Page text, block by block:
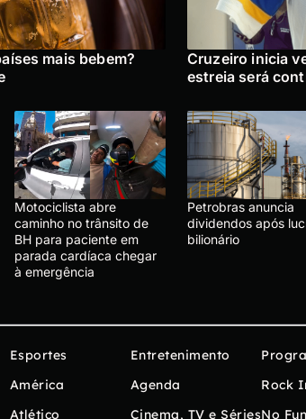
mais bebem?
Cruzeiro inicia
estreia será
Motociclista abre
caminho no trânsito de
BH para paciente em
parada cardíaca chegar
à emergência
Petrobras anuncia
dividendos após
bilionário
Esportes
América
Atlético
Entretenimento
Agenda
Cinema, TV e Séries
Rock
No